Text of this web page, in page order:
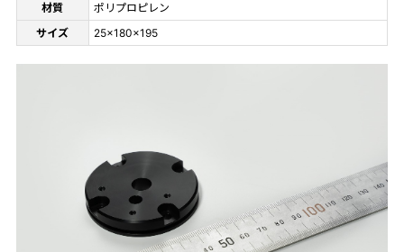
材質
ポリプロピレン
サイズ
25×180×195